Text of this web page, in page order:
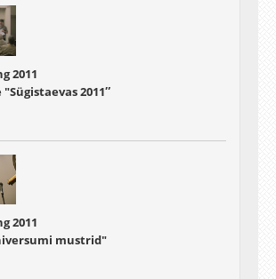
2011
"Sügistaevas 2011″
2011
mustrid"